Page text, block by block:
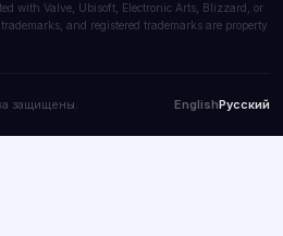
with Valve, Ubisoft, Electronic Arts, Blizzard, or
and registered trademarks are property
защищены. EnglishРусский